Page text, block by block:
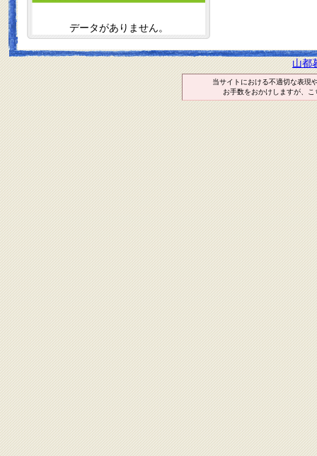
データがありません。
山都
当サイトにおける不適切な表現
お手数をおかけしますが、こ